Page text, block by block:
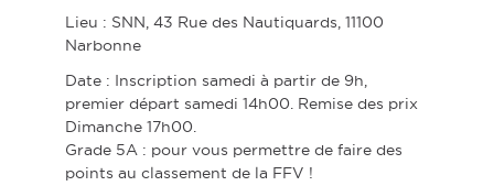
Lieu : SNN, 43 Rue des Nautiquards, 11100
Narbonne
Date : Inscription samedi à partir de 9h,
premier départ samedi 14h00. Remise des prix
Dimanche 17h00.
Grade 5A : pour vous permettre de faire des
points au classement de la FFV !